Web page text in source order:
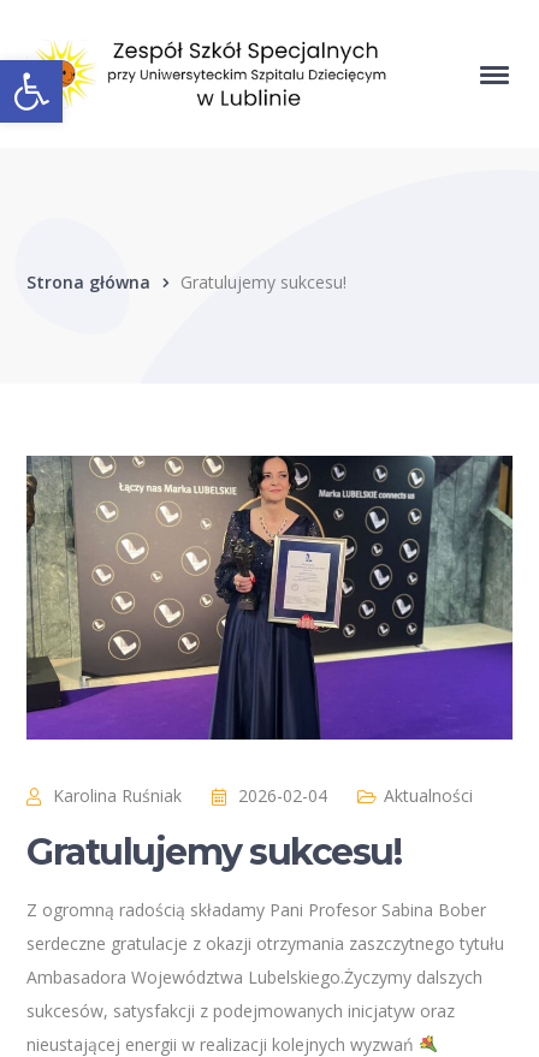
Open toolbar
Strona główna Gratulujemy sukcesu!
Karolina Ruśniak 2026-02-04 Aktualności
Gratulujemy sukcesu!
Z ogromną radością składamy Pani Profesor Sabina Bober
serdeczne gratulacje z okazji otrzymania zaszczytnego tytułu
Ambasadora Województwa Lubelskiego.Życzymy dalszych
sukcesów, satysfakcji z podejmowanych inicjatyw oraz
nieustającej energii w realizacji kolejnych wyzwań